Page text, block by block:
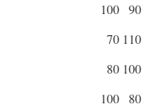
90
100
110
70
100
80
80
100